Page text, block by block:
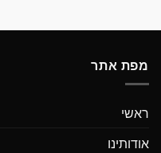
מפת אתר
ראשי
אודותינו